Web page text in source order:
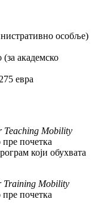
особље)
академско
евра
Teaching Mobility
почетка
који обухвата
Training Mobility
почетка